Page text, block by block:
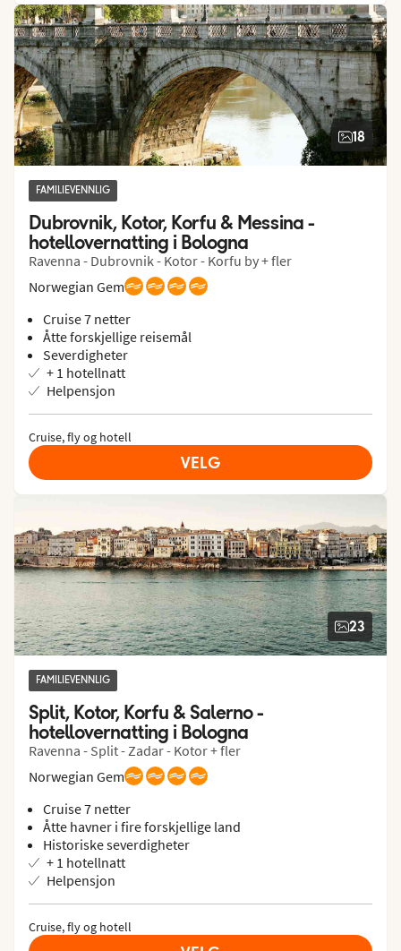
18
FAMILIEVENNLIG
Dubrovnik, Kotor, Korfu & Messina -
hotellovernatting i Bologna
Ravenna - Dubrovnik - Kotor - Korfu by + fler
Norwegian Gem
Cruise 7 netter
Åtte forskjellige reisemål
Severdigheter
+ 1 hotellnatt
Helpensjon
Cruise, fly og hotell
VELG
23
FAMILIEVENNLIG
Split, Kotor, Korfu & Salerno -
hotellovernatting i Bologna
Ravenna - Split - Zadar - Kotor + fler
Norwegian Gem
Cruise 7 netter
Åtte havner i fire forskjellige land
Historiske severdigheter
+ 1 hotellnatt
Helpensjon
Cruise, fly og hotell